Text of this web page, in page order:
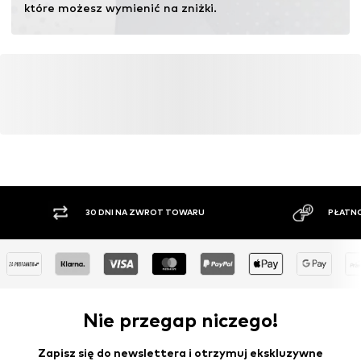
Ochrona palców u stóp
System szybkiego sznurowania
które możesz wymienić na zniżki.
30 DNI NA ZWROT TOWARU
Nie przegap niczego!
Zapisz się do newslettera i otrzymuj ekskluzywne